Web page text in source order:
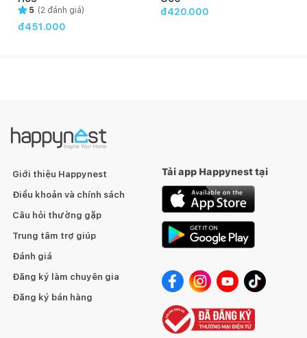
- Rất bền màu
5 (2 đánh giá)
đ451.000
đ420.000
Giới thiệu Happynest
Điều khoản và chính sách
Câu hỏi thường gặp
Trung tâm trợ giúp
Đánh giá
Đăng ký làm chuyên gia
Đăng ký bán hàng
Tải app Happynest tại